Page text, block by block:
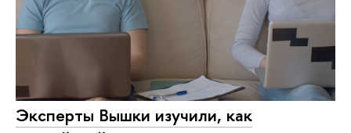
Эксперты Вышки изучили, как